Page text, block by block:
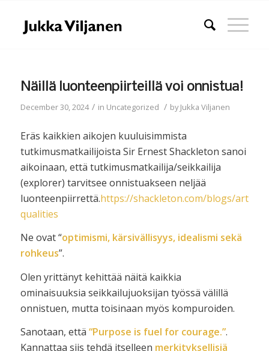
Näillä luonteenpiirteillä voi onnistua!
December 30, 2024 / in Uncategorized / byJukka Viljanen
Eräs kaikkien aikojen kuuluisimmista
tutkimusmatkailijoista Sir Ernest Shackleton sanoi
aikoinaan, että tutkimusmatkailija/seikkailija
(explorer) tarvitsee onnistuakseen neljää
luonteenpiirrettä.https://shackleton.com/blogs/
qualities
Ne ovat “optimismi, kärsivällisyys, idealismi sekä
rohkeus”.
Olen yrittänyt kehittää näitä kaikkia
ominaisuuksia seikkailujuoksijan työssä välillä
onnistuen, mutta toisinaan myös kompuroiden.
Sanotaan, että “Purpose is fuel for courage.”.
Kannattaa siis tehdä itselleen merkityksellisiä